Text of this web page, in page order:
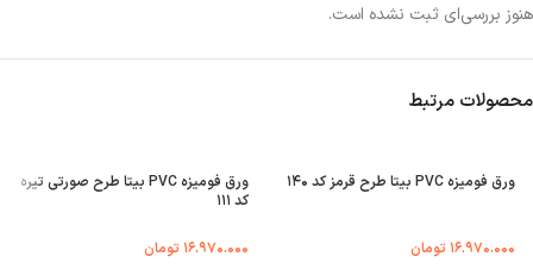
هنوز بررسی‌ای ثبت نشده است.
محصولات مرتبط
ورق فومیزه PVC بیتا طرح قرمز کد ۱۴۰
۱۶.۹۷۰.۰۰۰ تومان
ورق فومیزه PVC بیتا طرح صورتی تیره
کد ۱۱۱
۱۶.۹۷۰.۰۰۰ تومان